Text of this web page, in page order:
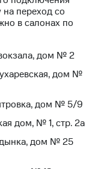
переход со
в салонах по
дом № 2
дом №
дом № 5/9
дом, № 1, стр. 2а
дом № 25